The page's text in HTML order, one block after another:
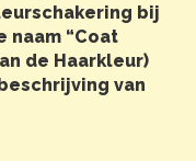
bij
naam “Coat
de Haarkleur)
van